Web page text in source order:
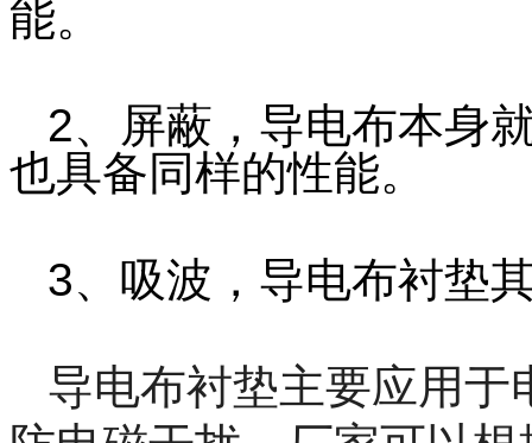
能。
2、屏蔽，导电布本身
也具备同样的性能。
3、吸波，导电布衬垫
导电布衬垫主要应用于